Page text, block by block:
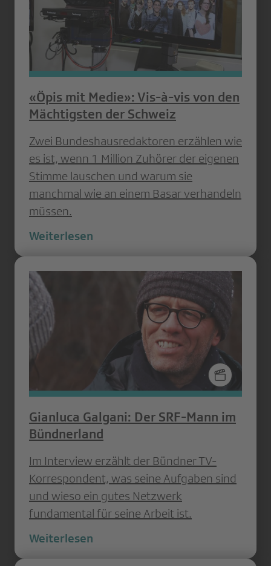
«Öpis mit Medie»: Vis-à-vis von den
Mächtigsten der Schweiz
Zwei Bundeshausredaktoren erzählen wie
es ist, wenn 1 Million Zuhörer der eigenen
Stimme lauschen und warum sie
manchmal wie an einem Basar verhandeln
müssen.
Weiterlesen
Gianluca Galgani: Der SRF-Mann im
Bündnerland
Im Interview erzählt der Bündner TV-
Korrespondent, was seine Aufgaben sind
und wieso ein gutes Netzwerk
fundamental für seine Arbeit ist.
Weiterlesen